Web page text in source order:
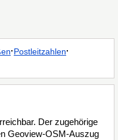
·Postleitzahlen·
Der zugehörige
Geoview-OSM-Auszug